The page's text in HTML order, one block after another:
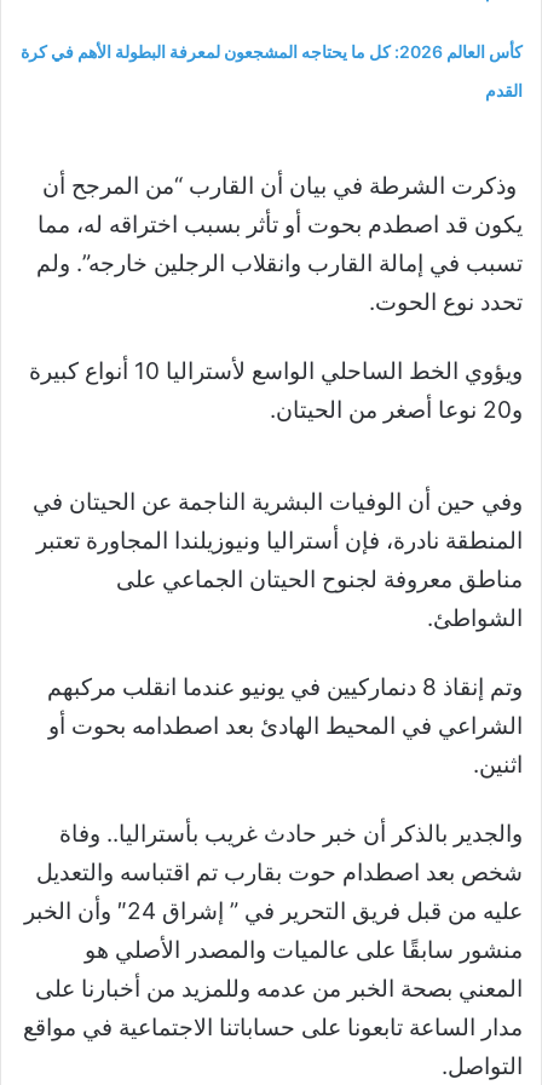
كأس العالم 2026: كل ما يحتاجه المشجعون لمعرفة البطولة الأهم في كرة
القدم
وذكرت الشرطة في بيان أن القارب “من المرجح أن
يكون قد اصطدم بحوت أو تأثر بسبب اختراقه له، مما
تسبب في إمالة القارب وانقلاب الرجلين خارجه”. ولم
تحدد نوع الحوت.
ويؤوي الخط الساحلي الواسع لأستراليا 10 أنواع كبيرة
و20 نوعا أصغر من الحيتان.
وفي حين أن الوفيات البشرية الناجمة عن الحيتان في
المنطقة نادرة، فإن أستراليا ونيوزيلندا المجاورة تعتبر
مناطق معروفة لجنوح الحيتان الجماعي على
الشواطئ.
وتم إنقاذ 8 دنماركيين في يونيو عندما انقلب مركبهم
الشراعي في المحيط الهادئ بعد اصطدامه بحوت أو
اثنين.
والجدير بالذكر أن خبر حادث غريب بأستراليا.. وفاة
شخص بعد اصطدام حوت بقارب تم اقتباسه والتعديل
عليه من قبل فريق التحرير في ” إشراق 24″ وأن الخبر
منشور سابقًا على عالميات والمصدر الأصلي هو
المعني بصحة الخبر من عدمه وللمزيد من أخبارنا على
مدار الساعة تابعونا على حساباتنا الاجتماعية في مواقع
التواصل.